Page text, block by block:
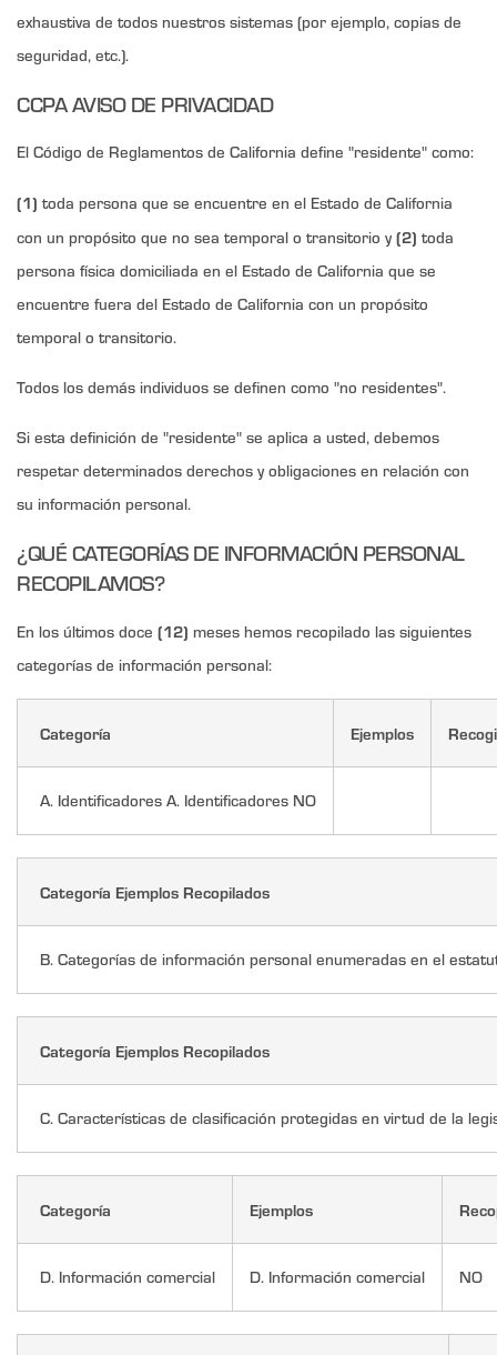
exhaustiva de todos nuestros sistemas (por ejemplo, copias de
seguridad, etc.).
CCPA AVISO DE PRIVACIDAD
El Código de Reglamentos de California define "residente" como:
(1) toda persona que se encuentre en el Estado de California
con un propósito que no sea temporal o transitorio y (2) toda
persona física domiciliada en el Estado de California que se
encuentre fuera del Estado de California con un propósito
temporal o transitorio.
Todos los demás individuos se definen como "no residentes".
Si esta definición de "residente" se aplica a usted, debemos
respetar determinados derechos y obligaciones en relación con
su información personal.
¿QUÉ CATEGORÍAS DE INFORMACIÓN PERSONAL
RECOPILAMOS?
En los últimos doce (12) meses hemos recopilado las siguientes
categorías de información personal:
Categoría Ejemplos
A. Identificadores A. Identificadores NO
Categoría Ejemplos Recopilados
B. Categorías de información personal enumeradas en el
Categoría Ejemplos Recopilados
C. Características de clasificación protegidas en virtud de la
Categoría Ejemplos
D. Información comercial D. Información comercial NO